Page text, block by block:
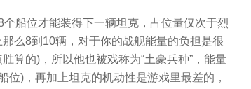
船位才能装得下一辆坦克，占位量仅次于烈
么8到10辆，对于你的战舰能量的负担是很
算的)，所以他也被戏称为“土豪兵种”，能量
)，再加上坦克的机动性是游戏里最差的，